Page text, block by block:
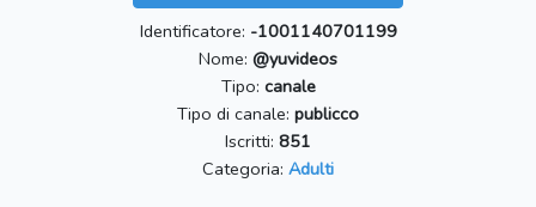
Identificatore: -1001140701199
Nome: @yuvideos
Tipo: canale
Tipo di canale: publicco
Iscritti: 851
Categoria: Adulti